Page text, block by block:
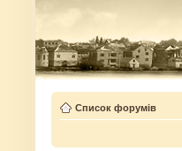
Список форумів